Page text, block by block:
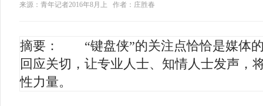
来源：青年记者2016年8月上
作者：庄胜春
摘要： “键盘侠”的关注点恰恰是媒体的
回应关切，让专业人士、知情人士发声，
性力量。